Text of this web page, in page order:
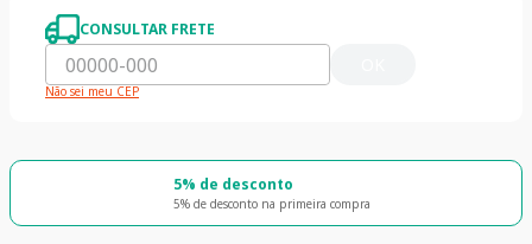
CONSULTAR FRETE
Não sei meu CEP
5% de desconto
5% de desconto na primeira compra